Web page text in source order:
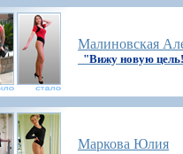
Малиновская
"Вижу новую
Маркова Юлия